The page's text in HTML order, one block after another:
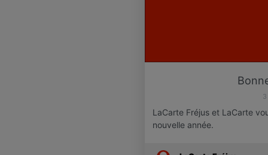
LaCarte Fréjus et LaCarte
nouvelle année.